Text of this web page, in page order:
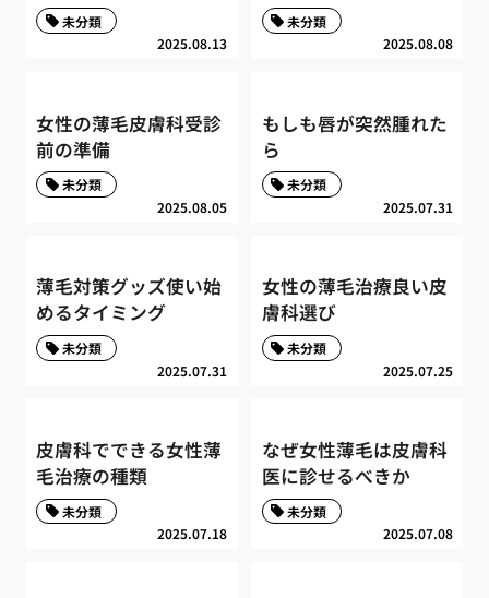
2025.08.13
未分類
2025.08.08
未分類
女性の薄毛皮膚科受診
前の準備
2025.08.05
未分類
もしも唇が突然腫れた
ら
2025.07.31
未分類
薄毛対策グッズ使い始
めるタイミング
2025.07.31
未分類
女性の薄毛治療良い皮
膚科選び
2025.07.25
未分類
皮膚科でできる女性薄
毛治療の種類
2025.07.18
未分類
なぜ女性薄毛は皮膚科
医に診せるべきか
2025.07.08
未分類